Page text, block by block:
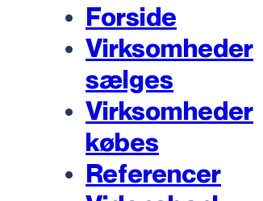
Forside
Virksomheder
sælges
Virksomheder
købes
Referencer